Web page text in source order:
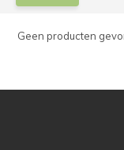
Geen producten